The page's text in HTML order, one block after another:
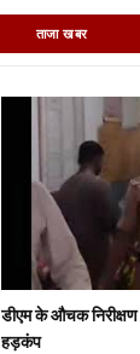
ताजा खबर
डीएम के औचक
हड़कंप